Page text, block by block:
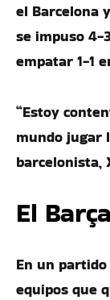
el Barcelona
se impuso 4-
empatar 1-1
“Estoy
mundo jugar
barcelonista,
El
En un
equipos que